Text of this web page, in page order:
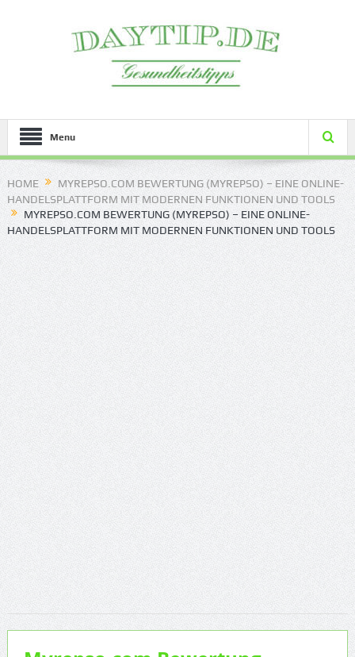
Menu
HOME
MYREPSO.COM BEWERTUNG (MYREPSO) – EINE ONLINE-
HANDELSPLATTFORM MIT MODERNEN FUNKTIONEN UND TOOLS
MYREPSO.COM BEWERTUNG (MYREPSO) – EINE ONLINE-
HANDELSPLATTFORM MIT MODERNEN FUNKTIONEN UND TOOLS